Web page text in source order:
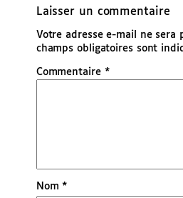
Laisser un commentaire
Votre adresse e-mail ne sera
champs obligatoires sont
Commentaire *
Nom*